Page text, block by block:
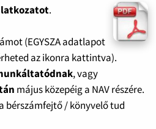
.
(EGYSZA adatlapot
az ikonra kattintva).
, vagy
május közepéig a NAV részére.
bérszámfejtő / könyvelő tud